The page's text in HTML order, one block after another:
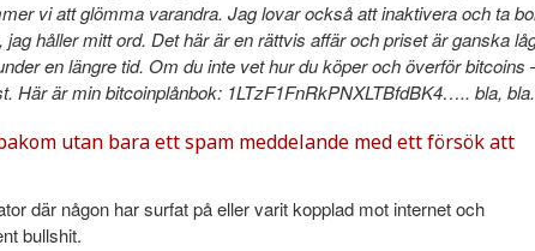
vi att glömma varandra. Jag lovar också att inaktivera och ta
håller mitt ord. Det här är en rättvis affär och priset är ganska
en längre tid. Om du inte vet hur du köper och överför bitcoins
Här är min bitcoinplånbok: 1LTzF1FnRkPNXLTBfdBK4….. bla,
utan bara ett spam meddelande med ett försök att
där någon har surfat på eller varit kopplad mot internet och
bullshit.